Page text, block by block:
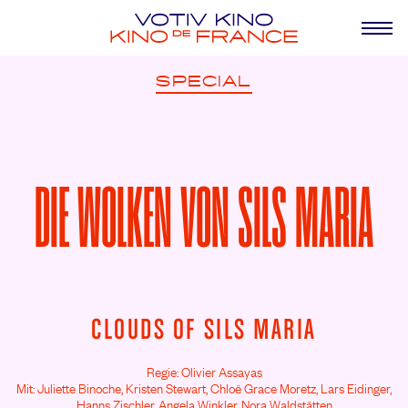
SPECIAL
DIE WOLKEN VON SILS MARIA
CLOUDS OF SILS MARIA
Regie: Olivier Assayas
Mit: Juliette Binoche, Kristen Stewart, Chloë Grace Moretz, Lars Eidinger,
Hanns Zischler,Angela Winkler, Nora Waldstätten